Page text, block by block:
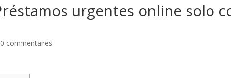
urgentes online solo
0 commentaires